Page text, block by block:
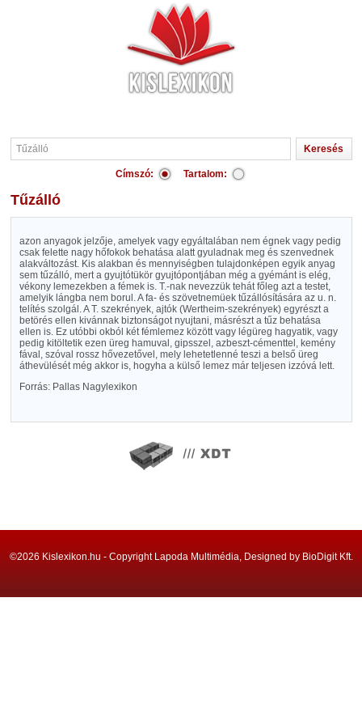
Címszó: Tartalom:
Tűzálló
azon anyagok jelzője, amelyek vagy egyáltalában nem égnek vagy pedig
csak felette nagy hőfokok behatása alatt gyuladnak meg és szenvednek
alakváltozást. Kis alakban és mennyiségben tulajdonképen egyik anyag
sem tűzálló, mert a gyujtótükör gyujtópontjában még a gyémánt is elég,
vékony lemezekben a fémek is. T.-nak nevezzük tehát főleg azt a testet,
amelyik lángba nem borul. A fa- és szövetnemüek tűzállósítására az u. n.
telítés szolgál. A T. szekrények, ajtók (Wertheim-szekrények) egyrészt a
betörés ellen kivánnak biztonságot nyujtani, másrészt a tűz behatása
ellen is. Ez utóbbi okból két fémlemez között vagy légüreg hagyatik, vagy
pedig kitöltetik ezen üreg hamuval, gipsszel, azbeszt-cémenttel, kemény
fával, szóval rossz hővezetővel, mely lehetetlenné teszi a belső üreg
áthevülését még akkor is, hogyha a külső lemez már teljesen izzóvá lett.
Forrás: Pallas Nagylexikon
©2026 Kislexikon.hu - Copyright Lapoda Multimédia, Designed by BioDigit Kft.